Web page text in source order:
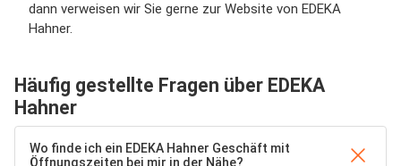
dann verweisen wir Sie gerne zur Website von EDEKA
Hahner.
Häufig gestellte Fragen über EDEKA
Hahner
Wo finde ich ein EDEKA Hahner Geschäft mit
Öffnungszeiten bei mir in der Nähe?